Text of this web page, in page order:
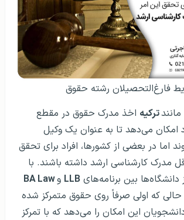
فارغ‌التحصیلان رشته حقوق
ترکیه‌ اخذ مدرک‌ حقوق در مقطع
امکان می‌دهد تا به عنوان‌ یک وکیل
اما در بعضی از کشورها‌، افراد برای تحقق
مدرک کارشناسی ارشد داشته باشند. با
بین برنامه‌های LLB و
حالی که اولی صرفاً روی حقوق متمرکز شده
این امکان را می‌دهد که با تمرکز